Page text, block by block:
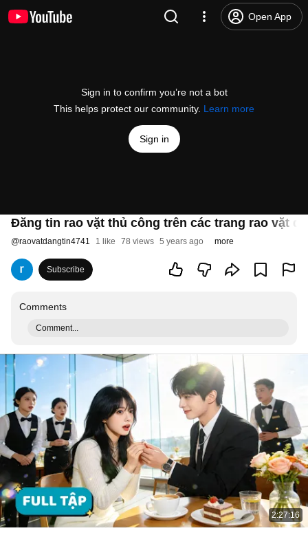
Open App
Sign in to confirm you’re not a bot
This helps protect our community. Learn more
Sign in
Đăng tin rao vặt thủ công trên các trang rao vặt
@raovatdangtin4741 1 like 78 views 5 years ago more
Subscribe
Comments
Comment...
2:27:16